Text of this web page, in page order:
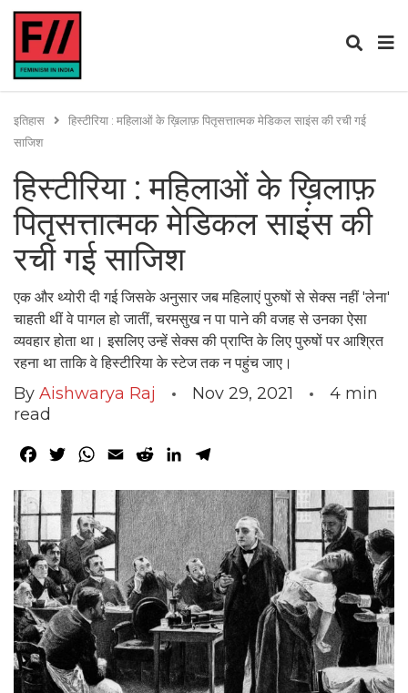
इतिहास
हिस्टीरिया : महिलाओं के ख़िलाफ़ पितृसत्तात्मक मेडिकल साइंस की रची गई
साजिश
हिस्टीरिया : महिलाओं के ख़िलाफ़
पितृसत्तात्मक मेडिकल साइंस की
रची गई साजिश
एक और थ्योरी दी गई जिसके अनुसार जब महिलाएं पुरुषों से सेक्स नहीं 'लेना'
चाहती थीं वे पागल हो जातीं, चरमसुख न पा पाने की वजह से उनका ऐसा
व्यवहार होता था। इसलिए उन्हें सेक्स की प्राप्ति के लिए पुरुषों पर आश्रित
रहना था ताकि वे हिस्टीरिया के स्टेज तक न पहुंच जाए।
By Aishwarya Raj Nov 29, 2021 4 min
read
Facebook
TwitterWhatsApp
Email RedditLinkedIn